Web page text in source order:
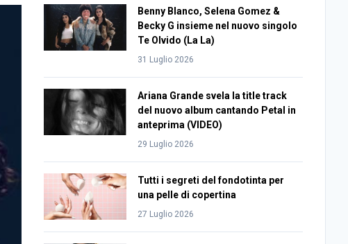
Benny Blanco, Selena Gomez &
Becky G insieme nel nuovo singolo
Te Olvido (La La)
31 Luglio 2026
Ariana Grande svela la title track
del nuovo album cantando Petal in
anteprima (VIDEO)
29 Luglio 2026
Tutti i segreti del fondotinta per
una pelle di copertina
27 Luglio 2026